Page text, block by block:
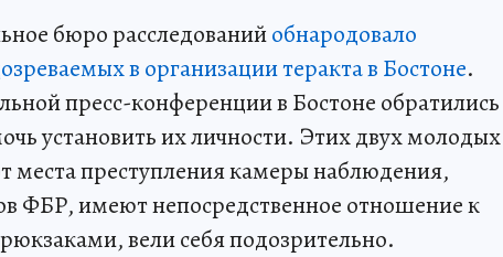
бюро расследованийобнародовало
в организации теракта в Бостоне.
пресс-конференции в Бостоне обратились
установить их личности. Этих двух молодых
места преступления камеры наблюдения,
ФБР, имеют непосредственное отношение к
вели себя подозрительно.